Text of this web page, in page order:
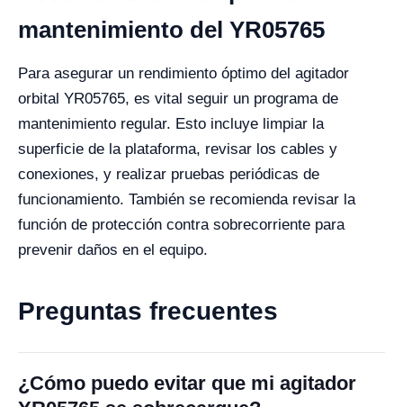
mantenimiento del YR05765
Para asegurar un rendimiento óptimo del agitador
orbital YR05765, es vital seguir un programa de
mantenimiento regular. Esto incluye limpiar la
superficie de la plataforma, revisar los cables y
conexiones, y realizar pruebas periódicas de
funcionamiento. También se recomienda revisar la
función de protección contra sobrecorriente para
prevenir daños en el equipo.
Preguntas frecuentes
¿Cómo puedo evitar que mi agitador